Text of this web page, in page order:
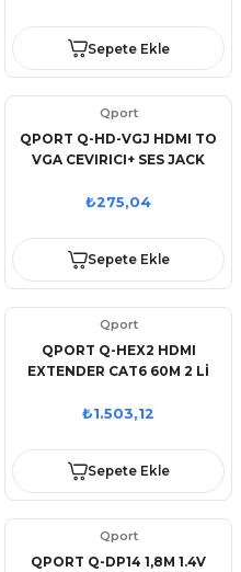
Sepete Ekle
Qport
QPORT Q-HD-VGJ HDMI TO
VGA CEVIRICI+ SES JACK
₺275,04
Sepete Ekle
Qport
QPORT Q-HEX2 HDMI
EXTENDER CAT6 60M 2 Lİ
₺1.503,12
Sepete Ekle
Qport
QPORT Q-DP14 1,8M 1.4V